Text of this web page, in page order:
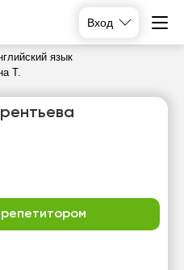
Вход
язык
Т.
пн